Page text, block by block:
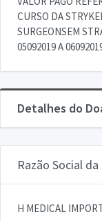
CURSO DA
SURGEONSEM
05092019 A
Detalhes do
Razão Social
H MEDICAL